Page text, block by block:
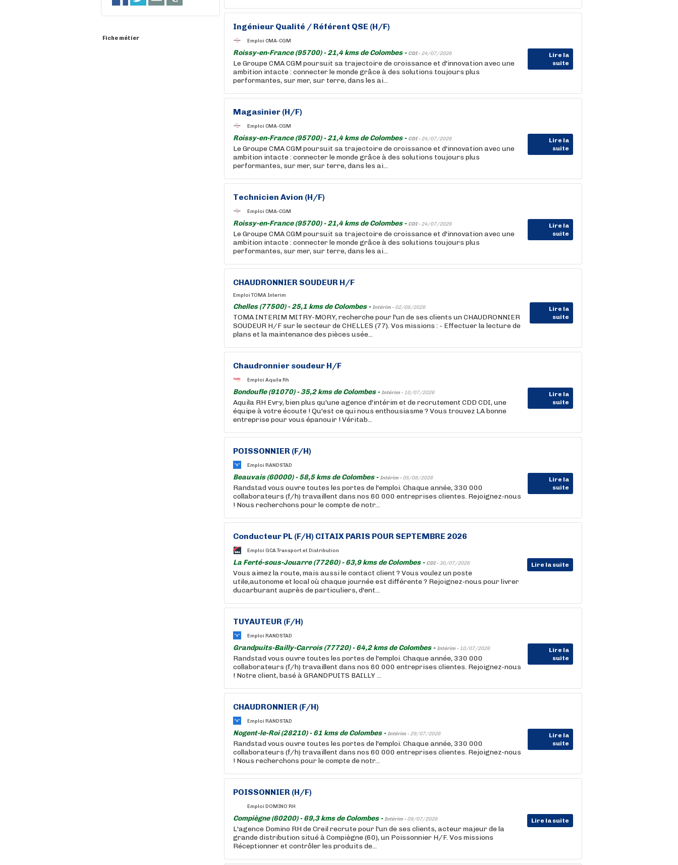
Fiche métier
Ingénieur Qualité / Référent QSE (H/F)
Emploi CMA-CGM
Roissy-en-France (95700) - 21,4 kms de Colombes - CDI - 24/07/2026
Lire la
suite
Le Groupe CMA CGM poursuit sa trajectoire de croissance et d'innovation avec une
ambition intacte : connecter le monde grâce à des solutions toujours plus
performantes, sur mer, sur terre, dans les ai...
Magasinier (H/F)
Emploi CMA-CGM
Roissy-en-France (95700) - 21,4 kms de Colombes - CDI - 24/07/2026
Lire la
suite
Le Groupe CMA CGM poursuit sa trajectoire de croissance et d'innovation avec une
ambition intacte : connecter le monde grâce à des solutions toujours plus
performantes, sur mer, sur terre, dans les ai...
Technicien Avion (H/F)
Emploi CMA-CGM
Roissy-en-France (95700) - 21,4 kms de Colombes - CDI - 24/07/2026
Lire la
suite
Le Groupe CMA CGM poursuit sa trajectoire de croissance et d'innovation avec une
ambition intacte : connecter le monde grâce à des solutions toujours plus
performantes, sur mer, sur terre, dans les ai...
CHAUDRONNIER SOUDEUR H/F
Emploi TOMA Interim
Chelles (77500) - 25,1 kms de Colombes -Intérim - 02/08/2026
Lire la
suite
TOMA INTERIM MITRY-MORY, recherche pour l'un de ses clients un CHAUDRONNIER
SOUDEUR H/F sur le secteur de CHELLES (77). Vos missions : - Effectuer la lecture de
plans et la maintenance des pièces usée...
Chaudronnier soudeur H/F
Emploi Aquila Rh
Bondoufle (91070) - 35,2 kms de Colombes -Intérim - 10/07/2026
Lire la
suite
Aquila RH Evry, bien plus qu'une agence d'intérim et de recrutement CDD CDI, une
équipe à votre écoute ! Qu'est ce qui nous enthousiasme ? Vous trouvez LA bonne
entreprise pour vous épanouir ! Véritab...
POISSONNIER (F/H)
Emploi RANDSTAD
Beauvais (60000) - 58,5 kms de Colombes -Intérim - 05/08/2026
Lire la
suite
Randstad vous ouvre toutes les portes de l'emploi. Chaque année, 330 000
collaborateurs (f/h) travaillent dans nos 60 000 entreprises clientes. Rejoignez-nous
! Nous recherchons pour le compte de notr...
Conducteur PL (F/H) CITAIX PARIS POUR SEPTEMBRE 2026
Emploi GCA Transport et Distribution
La Ferté-sous-Jouarre (77260) - 63,9 kms de Colombes - CDI - 30/07/2026 Lire la suite
Vous aimez la route, mais aussi le contact client ? Vous voulez un poste
utile,autonome et local où chaque journée est différente ? Rejoignez-nous pour livrer
ducarburant auprès de particuliers, d'ent...
TUYAUTEUR (F/H)
Emploi RANDSTAD
Grandpuits-Bailly-Carrois (77720) - 64,2 kms de Colombes -Intérim - 10/07/2026
Lire la
suite
Randstad vous ouvre toutes les portes de l'emploi. Chaque année, 330 000
collaborateurs (f/h) travaillent dans nos 60 000 entreprises clientes. Rejoignez-nous
! Notre client, basé à GRANDPUITS BAILLY ...
CHAUDRONNIER (F/H)
Emploi RANDSTAD
Nogent-le-Roi (28210) - 61 kms de Colombes -Intérim - 29/07/2026
Lire la
suite
Randstad vous ouvre toutes les portes de l'emploi. Chaque année, 330 000
collaborateurs (f/h) travaillent dans nos 60 000 entreprises clientes. Rejoignez-nous
! Nous recherchons pour le compte de notr...
POISSONNIER (H/F)
Emploi DOMINO RH
Compiègne (60200) - 69,3 kms de Colombes -Intérim - 09/07/2026 Lire la suite
L'agence Domino RH de Creil recrute pour l'un de ses clients, acteur majeur de la
grande distribution situé à Compiègne (60), un Poissonnier H/F. Vos missions
Réceptionner et contrôler les produits de...